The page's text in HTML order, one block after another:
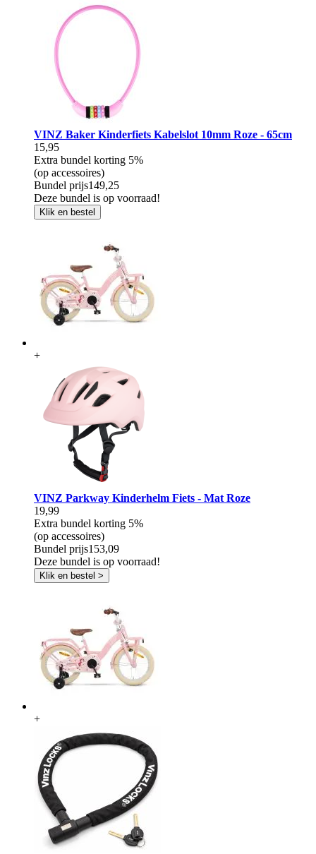
VINZ Baker Kinderfiets Kabelslot 10mm Roze - 65cm
15,95
Extra bundel korting 5%
(op accessoires)
Bundel prijs149,25
Deze bundel is op voorraad!
Klik en bestel
+
VINZ Parkway Kinderhelm Fiets - Mat Roze
19,99
Extra bundel korting 5%
(op accessoires)
Bundel prijs153,09
Deze bundel is op voorraad!
Klik en bestel >
+